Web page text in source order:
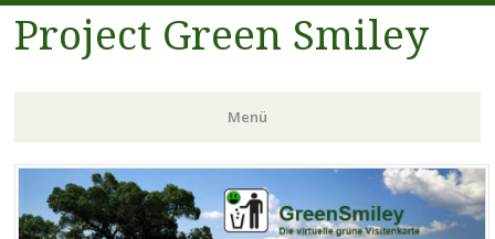
Project Green Smiley
Menü
Zum
Inhalt
springen